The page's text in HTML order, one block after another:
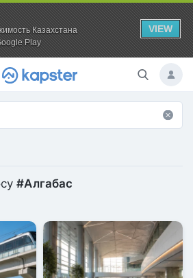
Казахстана
Play
VIEW
#Алгабас